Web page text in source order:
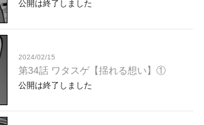
公開は終了しました
2024/02/15
第34話 ワタスゲ【揺れる想い】①
公開は終了しました